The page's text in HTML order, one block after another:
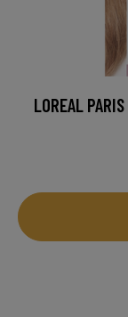
LOREAL